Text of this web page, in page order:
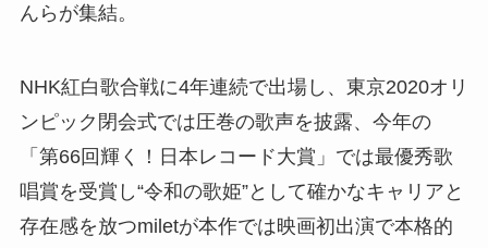
んらが集結。
NHK紅白歌合戦に4年連続で出場し、東京2020オリ
ンピック閉会式では圧巻の歌声を披露、今年の
「第66回輝く！日本レコード大賞」では最優秀歌
唱賞を受賞し“令和の歌姫”として確かなキャリアと
存在感を放つmiletが本作では映画初出演で本格的